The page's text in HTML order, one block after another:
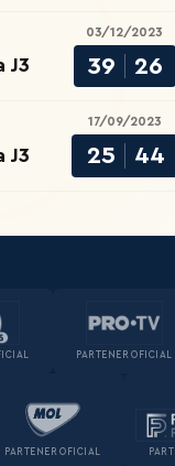
J3
03/12/2023
39 26
J3
17/09/2023
25 44
PARTENER OFICIAL
PARTENER OFICIAL